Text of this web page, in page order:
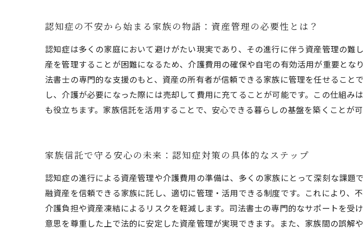
認知症の不安から始まる家族の物語：資産管理の必要性とは？
認知症は多くの家庭において避けがたい現実であり、その進行に伴う資産管理の
産を管理することが困難になるため、介護費用の確保や自宅の有効活用が重要と
法書士の専門的な支援のもと、資産の所有者が信頼できる家族に管理を任せるこ
し、介護が必要になった際には売却して費用に充てることが可能です。この仕組
も役立ちます。家族信託を活用することで、安心できる暮らしの基盤を築くことが可
家族信託で守る安心の未来：認知症対策の具体的なステップ
認知症の進行による資産管理や介護費用の準備は、多くの家族にとって深刻な課
融資産を信頼できる家族に託し、適切に管理・活用できる制度です。これにより、
介護負担や資産凍結によるリスクを軽減します。司法書士の専門的なサポートを
意思を尊重した上で法的に安定した資産管理が実現できます。また、家族間の誤解